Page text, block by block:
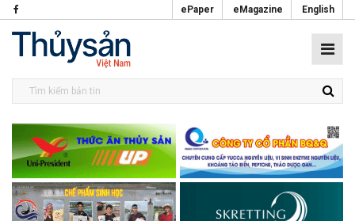
ePaper eMagazine English